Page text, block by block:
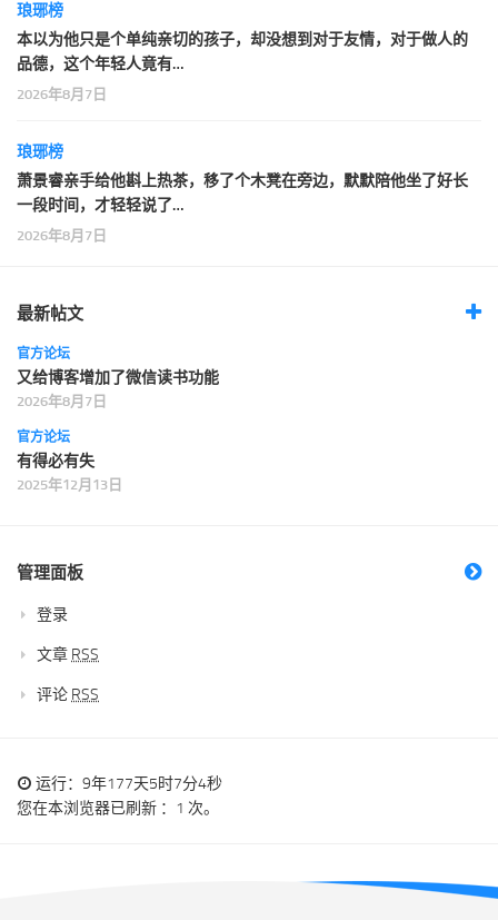
琅琊榜
本以为他只是个单纯亲切的孩子，却没想到对于友情，对于做人的
品德，这个年轻人竟有…
2026年8月7日
琅琊榜
萧景睿亲手给他斟上热茶，移了个木凳在旁边，默默陪他坐了好长
一段时间，才轻轻说了…
2026年8月7日
最新帖文
官方论坛
又给博客增加了微信读书功能
2026年8月7日
官方论坛
有得必有失
2025年12月13日
管理面板
登录
文章 RSS
评论 RSS
运行：9年177天5时7分4秒
您在本浏览器已刷新 ：1 次。